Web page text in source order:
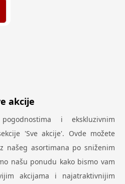
akcije
i ekskluzivnim
'Sve akcije'. Ovde možete
našeg asortimana po sniženim
našu ponudu kako bismo vam
akcijama i najatraktivnijim